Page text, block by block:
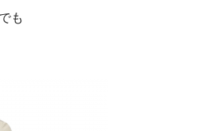
も